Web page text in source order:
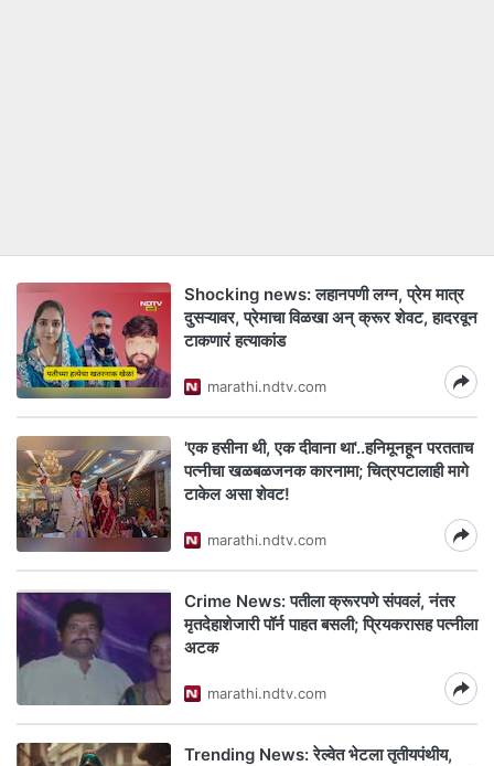
Shocking news: लहानपणी लग्न, प्रेम मात्र
दुसऱ्यावर, प्रेमाचा विळखा अन् क्रूर शेवट, हादरवून
टाकणारं हत्याकांड
marathi.ndtv.com
'एक हसीना थी, एक दीवाना था'..हनिमूनहून परतताच
पत्नीचा खळबळजनक कारनामा; चित्रपटालाही मागे
टाकेल असा शेवट!
marathi.ndtv.com
Crime News: पतीला क्रूरपणे संपवलं, नंतर
मृतदेहाशेजारी पॉर्न पाहत बसली; प्रियकरासह पत्नीला
अटक
marathi.ndtv.com
Trending News: रेल्वेत भेटला तृतीयपंथीय,